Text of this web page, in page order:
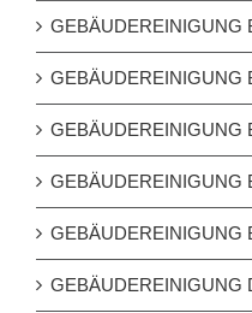
GEBÄUDEREINIGUNG
GEBÄUDEREINIGUNG
GEBÄUDEREINIGUNG
GEBÄUDEREINIGUNG
GEBÄUDEREINIGUNG
GEBÄUDEREINIGUNG